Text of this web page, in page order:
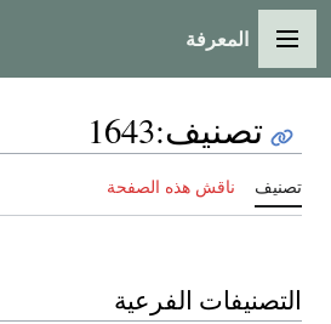
القائمة الرئيسية
المعرفة
تصنيف:
1643
تصنيف ناقش هذه الصفحة
التصنيفات الفرعية